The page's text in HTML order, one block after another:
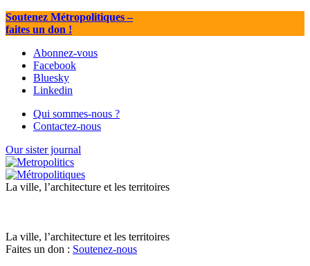
Soutenez Métropolitiques–
faites un don !
Abonnez-vous
Facebook
Bluesky
Linkedin
Qui sommes-nous ?
Contactez-nous
Our sister journal
La ville, l’architecture et les territoires
La ville, l’architecture et les territoires
Faites un don : Soutenez-nous